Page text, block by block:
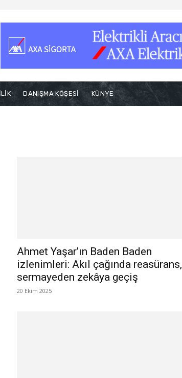
DANIŞMA KÖŞESİ KÜNYE
Ahmet Yaşar’ın Baden Baden
izlenimleri: Akıl çağında reasürans,
sermayeden zekâya geçiş
20 Ekim 2025